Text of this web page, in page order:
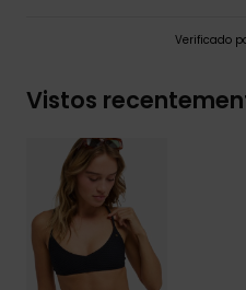
Verificado
Vistos